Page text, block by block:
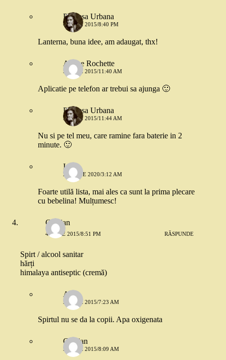
Printesa Urbana
4 IUNIE 2015/8:40 PM
Lanterna, buna idee, am adaugat, thx!
Aimee Rochette
5 IUNIE 2015/11:40 AM
Aplicatie pe telefon ar trebui sa ajunga 🙂
Printesa Urbana
5 IUNIE 2015/11:44 AM
Nu si pe tel meu, care ramine fara baterie in 2
minute. 🙂
Ioana
29 IUNIE 2020/3:12 AM
Foarte utilă lista, mai ales ca sunt la prima plecare
cu bebelina! Mulțumesc!
Cristian
4 IUNIE 2015/8:51 PM RĂSPUNDE
Spirt / alcool sanitar
hărți
himalaya antiseptic (cremă)
Anca
5 IUNIE 2015/7:23 AM
Spirtul nu se da la copii. Apa oxigenata
Cristian
5 IUNIE 2015/8:09 AM